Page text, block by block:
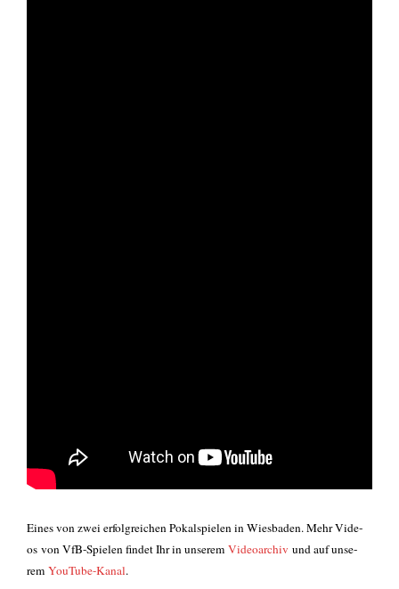
Eines von zwei erfolg­rei­chen Pokal­spie­len in Wies­ba­den. MehrVide­
os von VfB-Spie­len fin­det Ihr in unse­rem Video­ar­chiv und auf unse­
rem You­Tube-Kanal.